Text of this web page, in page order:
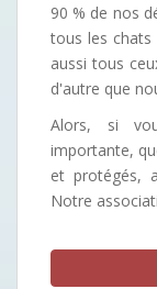
90 % de nos
tous les chats
aussi tous
d'autre que
Alors, si
importante,
et protégés,
Notre